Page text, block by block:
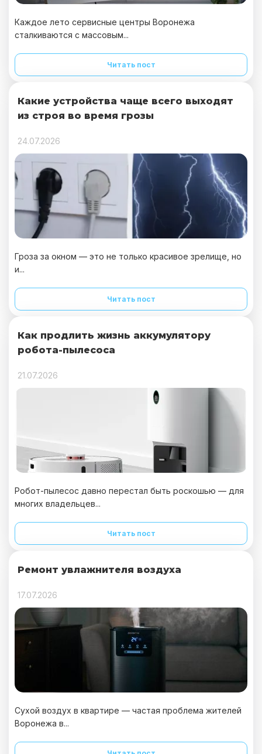
Каждое лето сервисные центры Воронежа
сталкиваются с массовым...
Читать пост
Какие устройства чаще всего выходят
из строя во время грозы
24.07.2026
Гроза за окном — это не только красивое зрелище, но
и...
Читать пост
Как продлить жизнь аккумулятору
робота-пылесоса
21.07.2026
Робот-пылесос давно перестал быть роскошью — для
многих владельцев...
Читать пост
Ремонт увлажнителя воздуха
17.07.2026
Сухой воздух в квартире — частая проблема жителей
Воронежа в...